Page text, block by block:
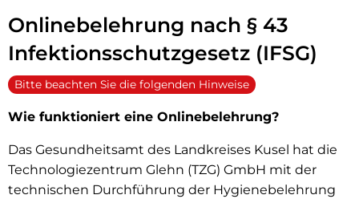
Onlinebelehrung nach § 43
Infektionsschutzgesetz (IFSG)
Bitte beachten Sie die folgenden Hinweise
Wie funktioniert eine Onlinebelehrung?
Das Gesundheitsamt des Landkreises Kusel hat die
Technologiezentrum Glehn (TZG) GmbH mit der
technischen Durchführung der Hygienebelehrung